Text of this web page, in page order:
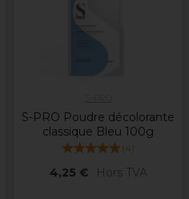
S-PRO Poudre décolorante
classique Bleu 100g
(4)
4,25 € Hors TVA